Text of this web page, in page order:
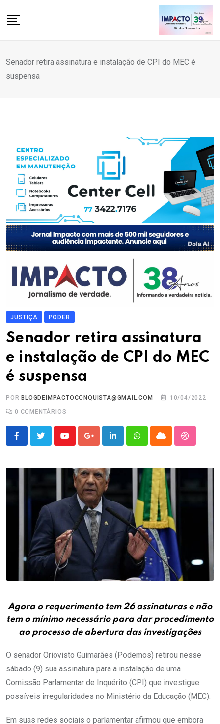
Senador retira assinatura e instalação de CPI do MEC é
suspensa
JUSTIÇA PODER
Senador retira assinatura
e instalação de CPI do MEC
é suspensa
POR BLOGDEIMPACTOCONQUISTA@GMAIL.COM
10/04/2022
0 COMENTÁRIOS
YoutubeGoogle+LinkedInWhatsappCloud
Agora o requerimento tem 26 assinaturas e não
tem o mínimo necessário para dar procedimento
ao processo de abertura das investigações
O senador Oriovisto Guimarães (Podemos) retirou nesse
sábado (9) sua assinatura para a instalação de uma
Comissão Parlamentar de Inquérito (CPI) que investigue
possíveis irregularidades no Ministério da Educação (MEC).
Em suas redes sociais o parlamentar afirmou que embora